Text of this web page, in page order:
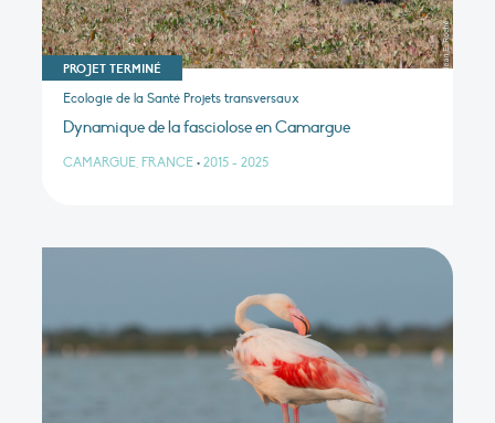
PROJET TERMINÉ
Ecologie de la Santé Projets transversaux
Dynamique de la fasciolose en Camargue
CAMARGUE, FRANCE • 2015 - 2025